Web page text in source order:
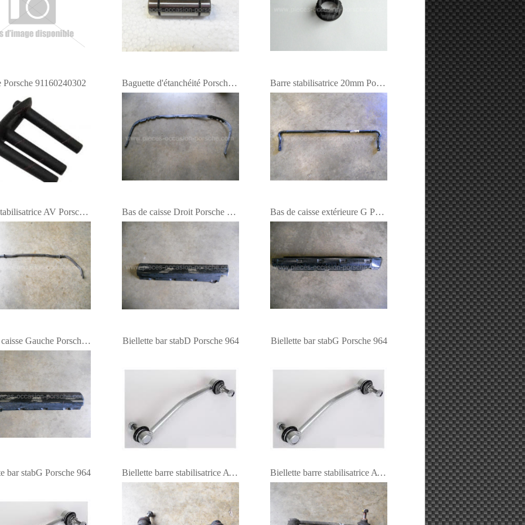
Porsche 91160240302 Baguette d'étanchéité Porsche 964 Barre stabilisatrice 20mm Porsche 964
Barre stabilisatrice AV Porsche 964 Bas de caisse Droit Porsche 964 Bas de caisse extérieure G Porsche 964 - NEUF
Bas de caisse Gauche Porsche 964 Biellette bar stabD Porsche 964 Biellette bar stabG Porsche 964
bar stabG Porsche 964 Biellette barre stabilisatrice AVD Porsche 964 Biellette barre stabilisatrice AVG Porsche 964